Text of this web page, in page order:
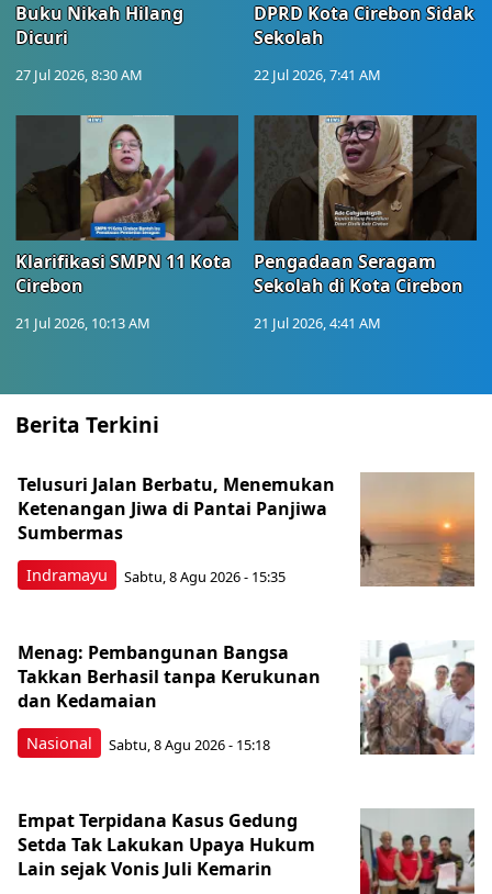
Buku Nikah Hilang
Dicuri
27 Jul 2026, 8:30 AM
DPRD Kota Cirebon Sidak
Sekolah
22 Jul 2026, 7:41 AM
Klarifikasi SMPN 11 Kota
Cirebon
21 Jul 2026, 10:13 AM
Pengadaan Seragam
Sekolah di Kota Cirebon
21 Jul 2026, 4:41 AM
Berita Terkini
Indramayu
Telusuri Jalan Berbatu, Menemukan
Ketenangan Jiwa di Pantai Panjiwa
Sumbermas
Sabtu, 8 Agu 2026 - 15:35
Nasional
Menag: Pembangunan Bangsa
Takkan Berhasil tanpa Kerukunan
dan Kedamaian
Sabtu, 8 Agu 2026 - 15:18
Empat Terpidana Kasus Gedung
Setda Tak Lakukan Upaya Hukum
Lain sejak Vonis Juli Kemarin